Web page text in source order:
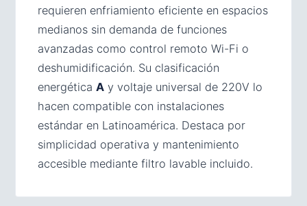
requieren enfriamiento eficiente en espacios
medianos sin demanda de funciones
avanzadas como control remoto Wi-Fi o
deshumidificación. Su clasificación
energética A y voltaje universal de 220V lo
hacen compatible con instalaciones
estándar en Latinoamérica. Destaca por
simplicidad operativa y mantenimiento
accesible mediante filtro lavable incluido.